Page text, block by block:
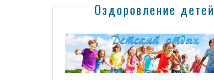
Оздоровление детей